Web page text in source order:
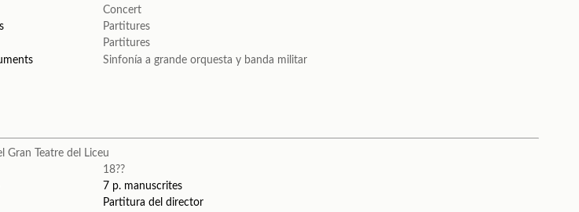
Concert
Partitures
Partitures
Sinfonía a grande orquesta y banda militar
Gran Teatre del Liceu
18??
7 p. manuscrites
Partitura del director